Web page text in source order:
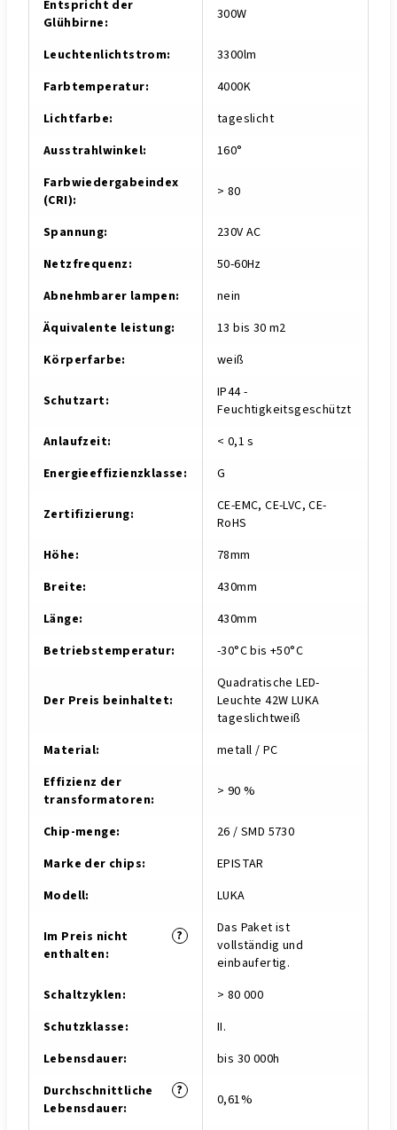
Entspricht der
Glühbirne: 300W
Leuchtenlichtstrom:
3300lm
Farbtemperatur:
4000K
Lichtfarbe:
tageslicht
Ausstrahlwinkel:
160°
Farbwiedergabeindex
(CRI): > 80
Spannung:
230V AC
Netzfrequenz:
50-60Hz
Abnehmbarer lampen:
nein
Äquivalente leistung:
13 bis 30 m2
Körperfarbe: weiß
Schutzart:
IP44 -
Feuchtigkeitsgeschützt
Anlaufzeit:
< 0,1 s
Energieeffizienzklasse: G
Zertifizierung:
CE-EMC, CE-LVC, CE-
RoHS
Höhe:
78mm
Breite:
430mm
Länge:
430mm
Betriebstemperatur: -30°C bis +50°C
Der Preis beinhaltet:
Quadratische LED-
Leuchte 42W LUKA
tageslichtweiß
Material:
metall / PC
Effizienz der
transformatoren: > 90 %
Chip-menge:
26 / SMD 5730
Marke der chips:
EPISTAR
Modell: LUKA
?
Im Preis nicht
enthalten:
Das Paket ist
vollständig und
einbaufertig.
Schaltzyklen:
> 80 000
Schutzklasse:
II.
Lebensdauer:
bis 30 000h
?
Durchschnittliche
Lebensdauer: 0,61%